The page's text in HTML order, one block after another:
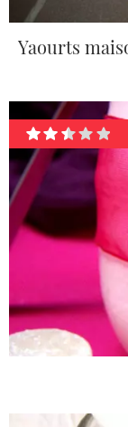
Yaourts